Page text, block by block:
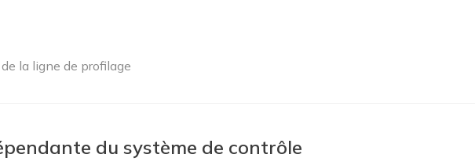
la ligne de profilage
du système de contrôle